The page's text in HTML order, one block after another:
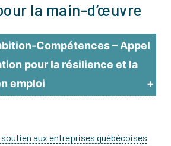
la main-d’œuvre
Compétences – Appel
pour la résilience et la
emploi
soutien aux entreprises québécoises